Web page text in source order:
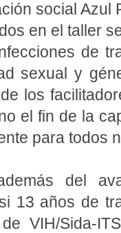
social Azul
en el taller
de
sexual y
los
el fin de la
para todos
del
13 años de
VIH/Sida-